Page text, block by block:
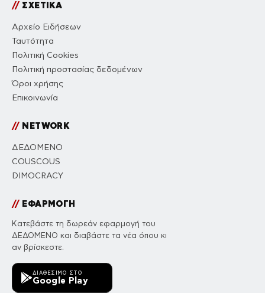
//ΣΧΕΤΙΚΑ
Αρχείο Ειδήσεων
Ταυτότητα
Πολιτική Cookies
Πολιτική προστασίας δεδομένων
Όροι χρήσης
Επικοινωνία
//NETWORK
ΔΕΔΟΜΕΝΟ
COUSCOUS
DIMOCRACY
//ΕΦΑΡΜΟΓΗ
Κατεβάστε τη δωρεάν εφαρμογή του
ΔΕΔΟΜΕΝΟ και διαβάστε τα νέα όπου κι
αν βρίσκεστε.
ΔΙΑΘΈΣΙΜΟ ΣΤΟ
Google Play